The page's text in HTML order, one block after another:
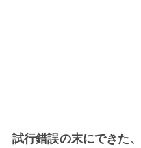
試行錯誤の末にできた